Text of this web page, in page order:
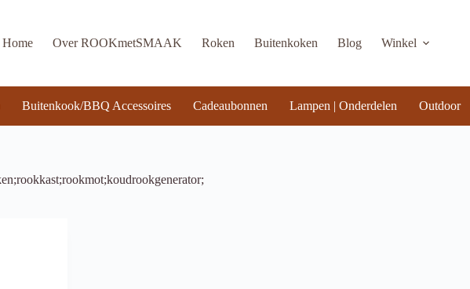
Home Over ROOKmetSMAAK Roken Buitenkoken Blog Winkel
Buitenkook/BBQ Accessoires Cadeaubonnen Lampen | Onderdelen Outdoor